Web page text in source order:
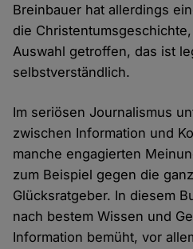
Breinbauer hat allerdings
die
Auswahl getroffen, das ist
selbstverständlich.
Im seriösen Journalismus
zwischen Information und
manche engagierten
zum Beispiel gegen die
Glücksratgeber. In diesem
nach bestem Wissen und
Information bemüht, vor